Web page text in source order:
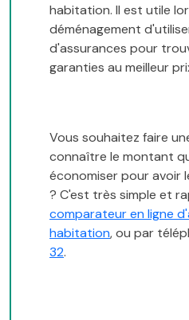
habitation. Il est utile
déménagement
d'assurances pour
garanties au meilleur
Vous souhaitez faire
connaître le montant
économiser pour avoir
? C'est très simple et
comparateur en ligne
habitation, ou par
32.